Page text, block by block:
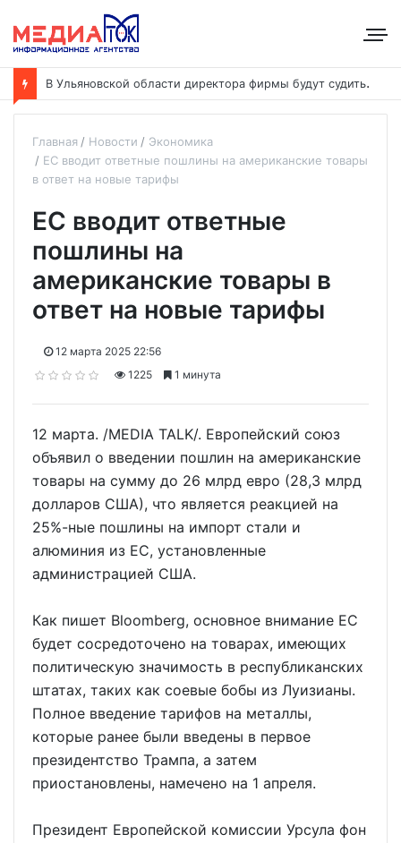
ВУльяновской области директора фирмы будут судить за уклонение от уплаты налогов на 48 млн рублей
Главная Новости
Экономика
ЕС вводит ответные пошлины на американские товары
в ответ на новые тарифы
ЕС вводит ответные
пошлины на
американские товары в
ответ на новые тарифы
12 марта 2025 22:56
1225
1 минута
12 марта. /MEDIA TALK/. Европейский союз
объявил о введении пошлин на американские
товары на сумму до 26 млрд евро (28,3 млрд
долларов США), что является реакцией на
25%-ные пошлины на импорт стали и
алюминия из ЕС, установленные
администрацией США.
Как пишет Bloomberg, основное внимание ЕС
будет сосредоточено на товарах, имеющих
политическую значимость в республиканских
штатах, таких как соевые бобы из Луизианы.
Полное введение тарифов на металлы,
которые ранее были введены в первое
президентство Трампа, а затем
приостановлены, намечено на 1 апреля.
Президент Европейской комиссии Урсула фон